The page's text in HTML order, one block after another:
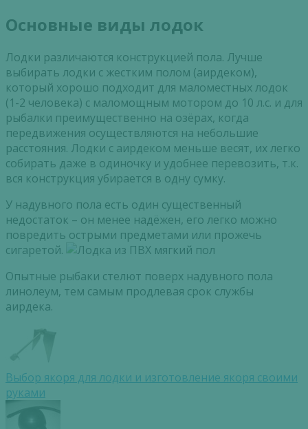
Основные виды лодок
Лодки различаются конструкцией пола. Лучше
выбирать лодки с жестким полом (аирдеком),
который хорошо подходит для маломестных лодок
(1-2 человека) с маломощным мотором до 10 л.с. и для
рыбалки преимущественно на озёрах, когда
передвижения осуществляются на небольшие
расстояния. Лодки с аирдеком меньше весят, их легко
собирать даже в одиночку и удобнее перевозить, т.к.
вся конструкция убирается в одну сумку.
У надувного пола есть один существенный
недостаток – он менее надёжен, его легко можно
повредить острыми предметами или прожечь
сигаретой.
Опытные рыбаки стелют поверх надувного пола
линолеум, тем самым продлевая срок службы
аирдека.
Выбор якоря для лодки и изготовление якоря своими
руками